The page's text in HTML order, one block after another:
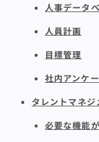
人事データ
人員計画
目標管理
社内アンケ
タレントマネジ
必要な機能